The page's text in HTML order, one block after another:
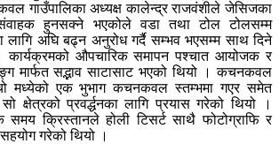
गाउँपालिका अध्यक्ष कालेन्द्र राजवंशीले जेसिजका
संवाहक हुनसक्ने भएकोले वडा तथा टोल टोलसम्म
लागि अघि बढ्न अनुरोध गर्दै सम्भव भएसम्म साथ दिने
। कार्यक्रमको औपचारिक समापन पश्चात आयोजक र
मार्फत सद्भाव साटासाट भएको थियो । कचनकवल
मध्येको एक भुभाग कचनकवल स्तम्भमा गएर समेत
क्षेत्रको प्रवर्द्धनका लागि प्रयास गरेको थियो ।
समय क्रिस्तानले होली टिसर्ट साथै फोटोग्राफि र
गरेको थियो ।